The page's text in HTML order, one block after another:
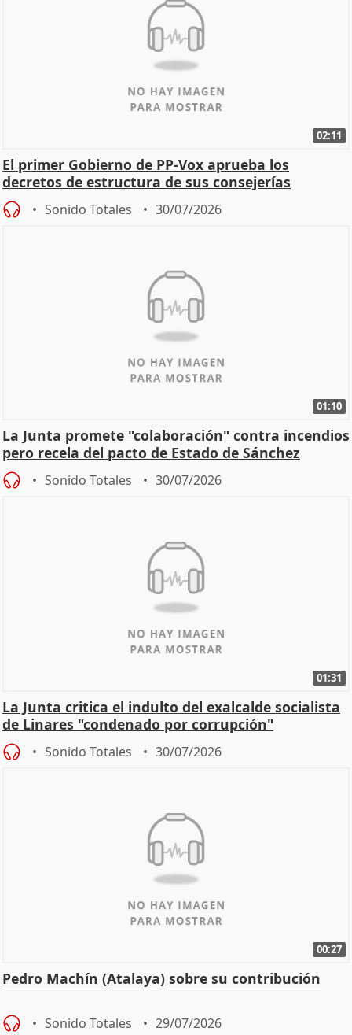
02:11
El primer Gobierno de PP-Vox aprueba los
decretos de estructura de sus consejerías
Sonido Totales 30/07/2026
01:10
La Junta promete "colaboración" contra incendios
pero recela del pacto de Estado de Sánchez
Sonido Totales 30/07/2026
01:31
La Junta critica el indulto del exalcalde socialista
de Linares "condenado por corrupción"
Sonido Totales 30/07/2026
00:27
Pedro Machín (Atalaya) sobre su contribución
Sonido Totales 29/07/2026